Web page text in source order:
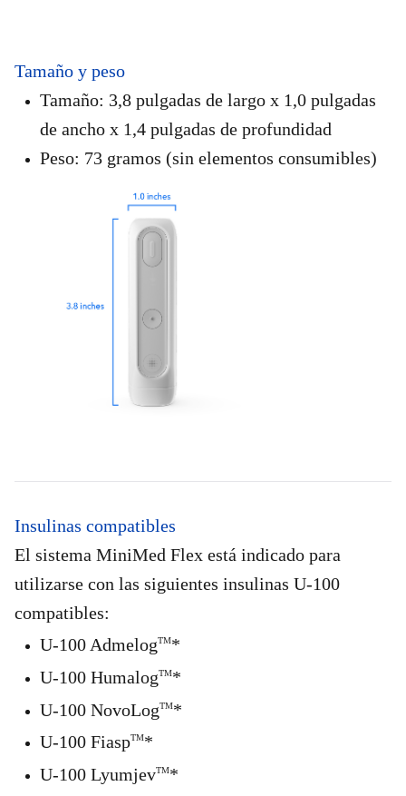
Tamaño y peso
Tamaño: 3,8 pulgadas de largo x 1,0 pulgadas
de ancho x 1,4 pulgadas de profundidad
Peso: 73 gramos (sin elementos consumibles)
Insulinas compatibles
El sistema MiniMed Flex está indicado para
utilizarse con las siguientes insulinas U-100
compatibles:
U-100 AdmelogTM*
U-100 HumalogTM*
U-100 NovoLogTM*
U-100 FiaspTM*
U-100 LyumjevTM*